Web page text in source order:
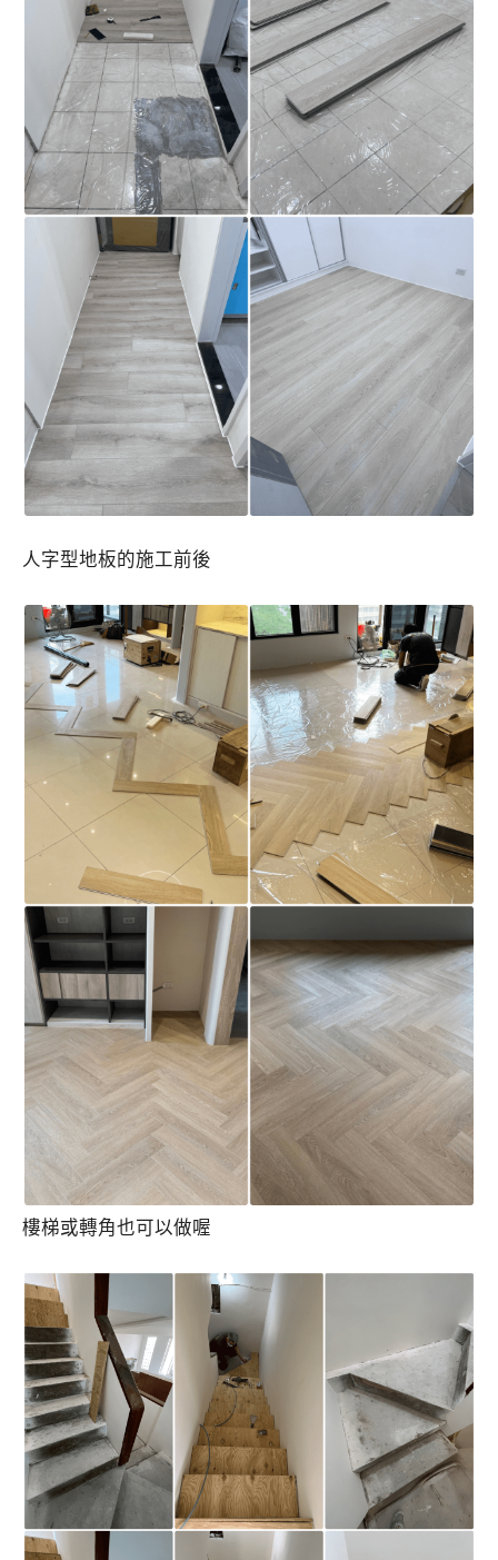
人字型地板的施工前後
樓梯或轉角也可以做喔